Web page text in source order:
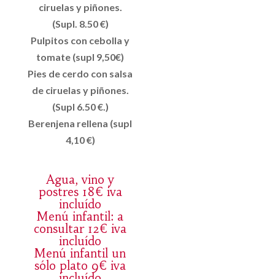
ciruelas y piñones.
(Supl. 8.50 €)
Pulpitos con cebolla y
tomate (supl 9,50€)
Pies de cerdo con salsa
de ciruelas y piñones.
(Supl 6.50 €.)
Berenjena rellena (supl
4,10 €)
Agua, vino y
postres 18€ iva
incluído
Menú infantil: a
consultar 12€ iva
incluído
Menú infantil un
sólo plato 9€ iva